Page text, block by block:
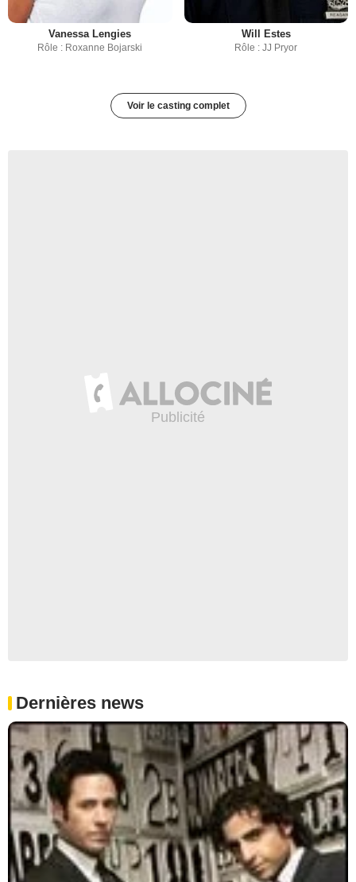
Vanessa Lengies
Rôle : Roxanne Bojarski
Will Estes
Rôle : JJ Pryor
Voir le casting complet
Dernières news